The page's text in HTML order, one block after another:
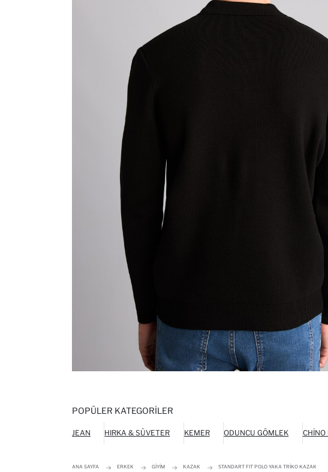
POPÜLER KATEGORILER
JEAN HIRKA & SÜVETER KEMER ODUNCU GÖMLEK CHINO
ANA SAYFA ERKEK GIYIM KAZAK STANDART FIT POLO YAKA TRIKO KAZAK